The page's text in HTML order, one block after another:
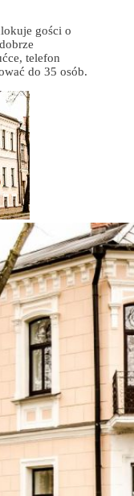
gości o
telefon
do 35 osób.